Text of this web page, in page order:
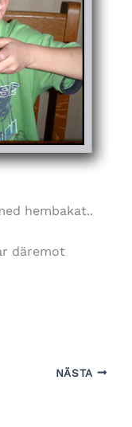
hembakat..
däremot
NÄSTA